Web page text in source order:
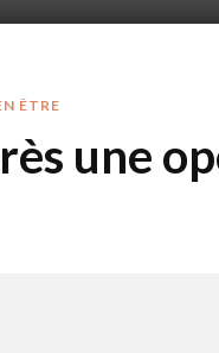
ÊTRE
une